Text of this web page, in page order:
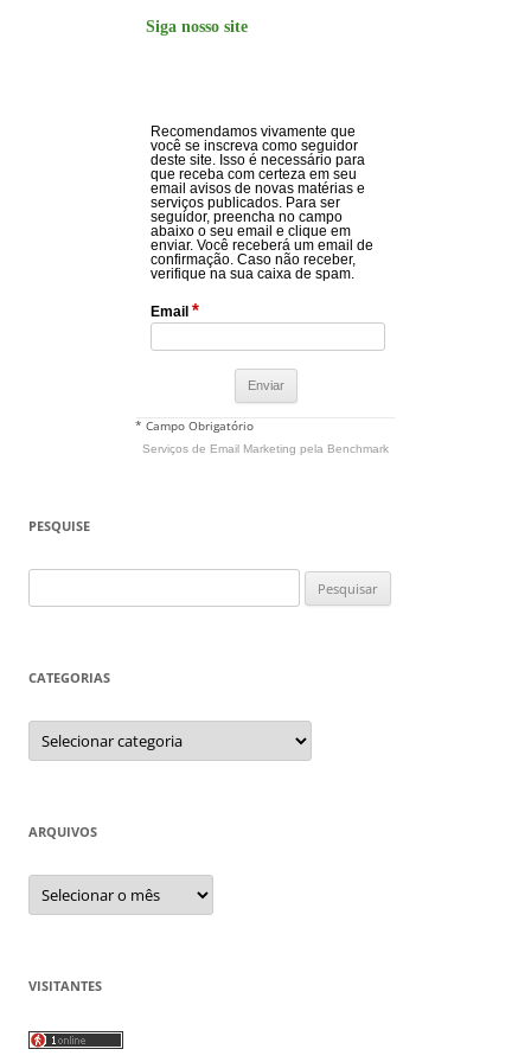
Siga nosso site
Recomendamos vivamente que
você se inscreva como seguidor
deste site. Isso é necessário para
que receba com certeza em seu
email avisos de novas matérias e
serviços publicados. Para ser
seguidor, preencha no campo
abaixo o seu email e clique em
enviar. Você receberá um email de
confirmação. Caso não receber,
verifique na sua caixa de spam.
Email *
* Campo Obrigatório
Serviços de Email Marketing pela Benchmark
PESQUISE
por:
CATEGORIAS
Categorias
ARQUIVOS
Arquivos
VISITANTES